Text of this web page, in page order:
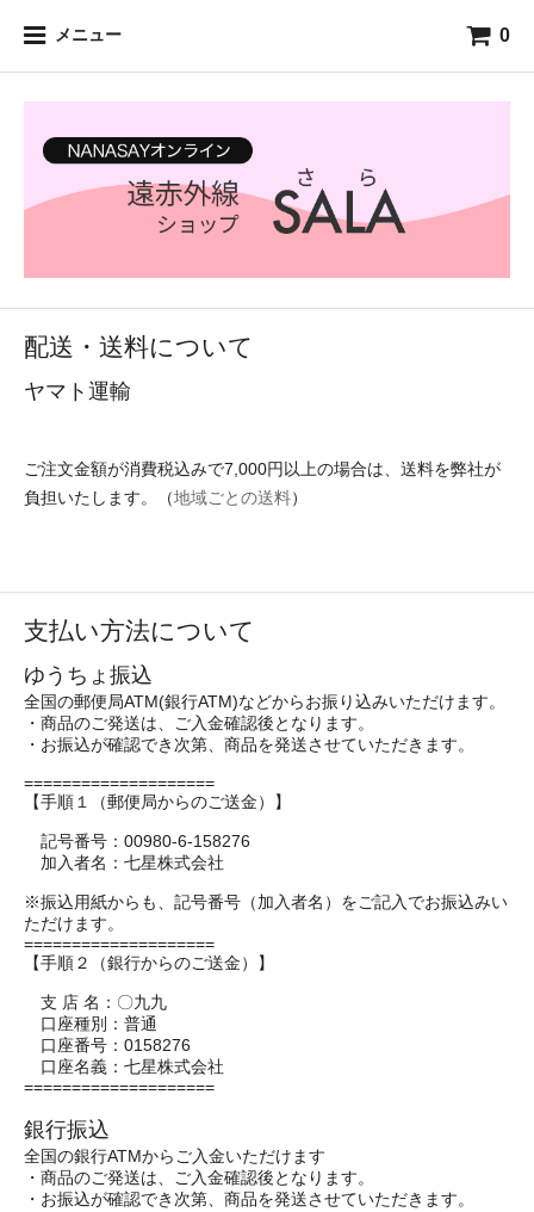
メニュー 0
配送・送料について
ヤマト運輸
ご注文金額が消費税込みで7,000円以上の場合は、送料を弊社が
負担いたします。（地域ごとの送料）
支払い方法について
ゆうちょ振込
全国の郵便局ATM(銀行ATM)などからお振り込みいただけます。
・商品のご発送は、ご入金確認後となります。
・お振込が確認でき次第、商品を発送させていただきます。
====================
【手順１（郵便局からのご送金）】
記号番号：00980-6-158276
加入者名：七星株式会社
※振込用紙からも、記号番号（加入者名）をご記入でお振込みい
ただけます。
====================
【手順２（銀行からのご送金）】
支 店 名：〇九九
口座種別：普通
口座番号：0158276
口座名義：七星株式会社
====================
銀行振込
全国の銀行ATMからご入金いただけます
・商品のご発送は、ご入金確認後となります。
・お振込が確認でき次第、商品を発送させていただきます。